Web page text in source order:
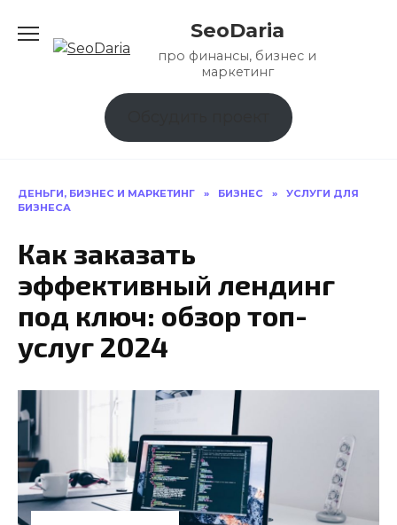
содержанию
SeoDaria
про финансы, бизнес и
маркетинг
ДЕНЬГИ, БИЗНЕС И МАРКЕТИНГ » БИЗНЕС »
УСЛУГИ ДЛЯ
БИЗНЕСА
Как заказать
эффективный лендинг
под ключ: обзор топ-
услуг 2024